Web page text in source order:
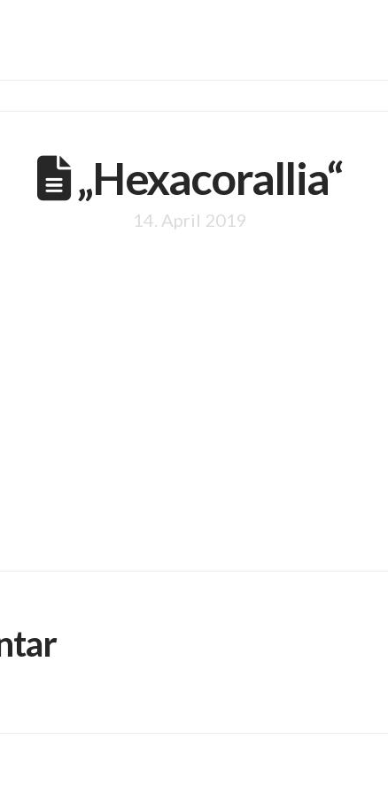
„Hexacorallia“
14. April 2019